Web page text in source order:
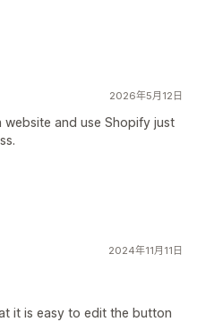
2026年5月12日
and use Shopify just
2024年11月11日
it is easy to edit the button